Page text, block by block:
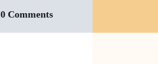
0 Comments